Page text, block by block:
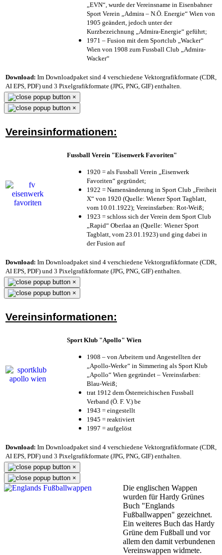
„EVN“, wurde der Vereinsname in Eisenbahner
Sport Verein „Admira – N.Ö. Energie“ Wien von
1905 geändert, jedoch unter der
Kurzbezeichnung „Admira-Energie“ geführt;
1971 – Fusion mit dem Sportclub „Wacker“
Wien von 1908 zum Fussball Club „Admira-
Wacker“
Download: Im Downloadpaket sind 4 verschiedene Vektorgrafikformate (CDR,
AI EPS, PDF) und 3 Pixelgrafikformate (JPG, PNG, GIF) enthalten.
×
×
Vereinsinformationen:
Fussball Verein "Eisenwerk Favoriten"
1920 = als Fussball Verein „Eisenwerk
Favoriten“ gegründet;
1922 = Namensänderung in Sport Club „Freiheit
X“ von 1920 (Quelle: Wiener Sport Tagblatt,
vom 10.01.1922); Vereinsfarben: Rot-Weiß;
1923 = schloss sich der Verein dem Sport Club
„Rapid“ Oberlaa an (Quelle: Wiener Sport
Tagblatt, vom 23.01.1923) und ging dabei in
der Fusion auf
Download: Im Downloadpaket sind 4 verschiedene Vektorgrafikformate (CDR,
AI EPS, PDF) und 3 Pixelgrafikformate (JPG, PNG, GIF) enthalten.
×
×
Vereinsinformationen:
Sport Klub "Apollo" Wien
1908 – von Arbeitern und Angestellten der
„Apollo-Werke“ in Simmering als Sport Klub
„Apollo“ Wien gegründet – Vereinsfarben:
Blau-Weiß;
trat 1912 dem Österreichischen Fussball
Verband (Ö. F. V.) be
1943 = eingestellt
1945 = reaktiviert
1997 = aufgelöst
Download: Im Downloadpaket sind 4 verschiedene Vektorgrafikformate (CDR,
AI EPS, PDF) und 3 Pixelgrafikformate (JPG, PNG, GIF) enthalten.
×
×
Die englischen Wappen
wurden für Hardy Grünes
Buch "Englands
Fußballwappen" gezeichnet.
Ein weiteres Buch das Hardy
Grüne dem Fußball und vor
allem den damit verbundenen
Vereinswappen widmete.